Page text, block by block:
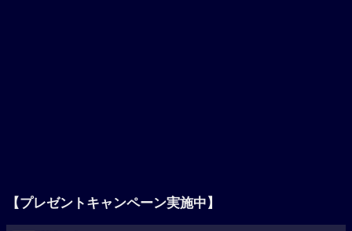
【プレゼントキャンペーン実施中】